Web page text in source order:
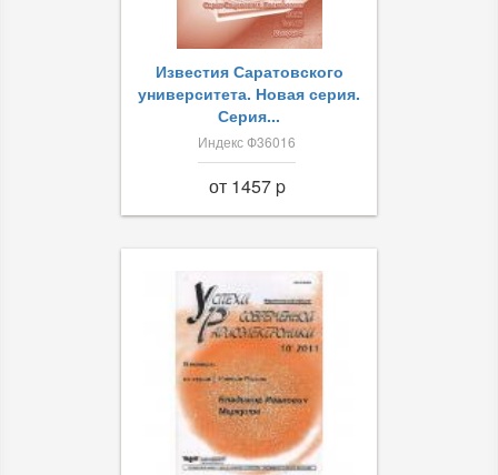
Известия Саратовского
университета. Новая серия.
Серия...
Индекс Ф36016
от 1457 p